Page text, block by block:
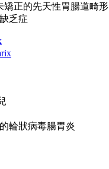
矯正的先天性胃腸道畸形
乏症
輪狀病毒腸胃炎